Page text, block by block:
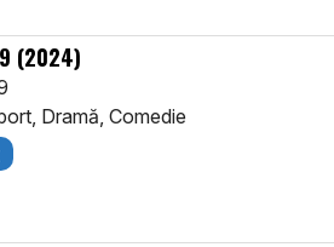
(2024)
Dramă, Comedie